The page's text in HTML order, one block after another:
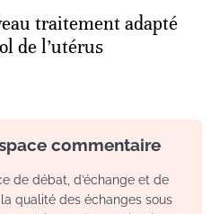
traitement adapté
de l’utérus
commentaire
de débat, d’échange et de
qualité des échanges sous